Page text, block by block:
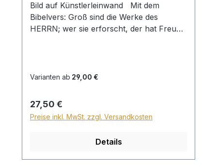
Bild auf Künstlerleinwand Mit dem
Bibelvers: Groß sind die Werke des
HERRN; wer sie erforscht, der hat Freude
innerhalb Deutschlands ein Zuschlag für
Für den Versand ins Ausland beträgt der
Sperrgutzuschlag 30€.
Varianten ab 29,00 €
Regulärer Preis:
27,50 €
Preise inkl. MwSt. zzgl. Versandkosten
Details